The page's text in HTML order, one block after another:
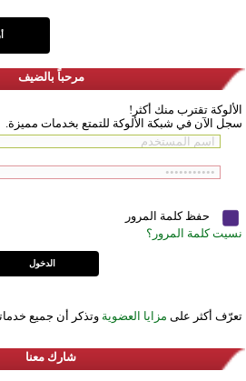
مرحباً بالضيف
الألوكة تقترب منك أكثر!
سجل الآن في شبكة الألوكة للتمتع بخدمات مميزة.
حفظ كلمة المرور
نسيت كلمة المرور؟
تعرّف أكثر على مزايا العضوية وتذكر أن جميع
شارك معنا